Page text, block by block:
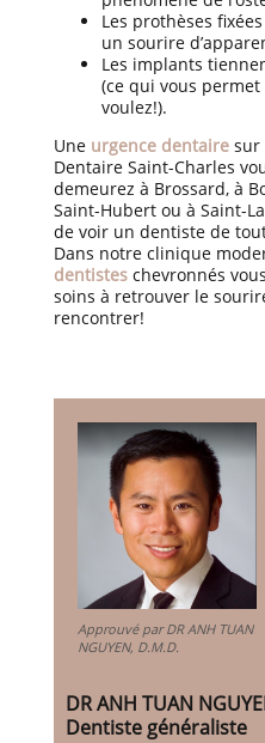
Les prothèses
un sourire
Les implants
(ce qui vous
voulez!).
Une urgence dentaire sur
Dentaire Saint-Charles
demeurez à Brossard, à
Saint-Hubert ou à Saint-
de voir un dentiste de
Dans notre clinique
dentistes chevronnés
soins à retrouver le
rencontrer!
Approuvé par DR ANH TUAN
NGUYEN, D.M.D.
DR ANH TUAN
Dentiste généraliste